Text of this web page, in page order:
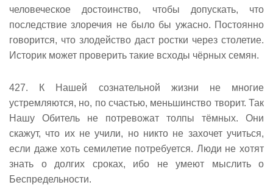
человеческое достоинство, чтобы допускать, что
последствие злоречия не было бы ужасно. Постоянно
говорится, что злодейство даст ростки через столетие.
Историк может проверить такие всходы чёрных семян.
427. К Нашей сознательной жизни не многие
устремляются, но, по счастью, меньшинство творит. Так
Нашу Обитель не потревожат толпы тёмных. Они
скажут, что их не учили, но никто не захочет учиться,
если даже хоть семилетие потребуется. Люди не хотят
знать о долгих сроках, ибо не умеют мыслить о
Беспредельности.